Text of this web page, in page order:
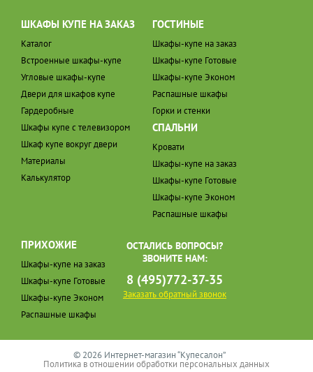
ШКАФЫ КУПЕ НА ЗАКАЗ
Каталог
Встроенные шкафы-купе
Угловые шкафы-купе
Двери для шкафов купе
Гардеробные
Шкафы купе с телевизором
Шкаф купе вокруг двери
Материалы
Калькулятор
ГОСТИНЫЕ
Шкафы-купе на заказ
Шкафы-купе Готовые
Шкафы-купе Эконом
Распашные шкафы
Горки и стенки
СПАЛЬНИ
Кровати
Шкафы-купе на заказ
Шкафы-купе Готовые
Шкафы-купе Эконом
Распашные шкафы
ПРИХОЖИЕ
Шкафы-купе на заказ
Шкафы-купе Готовые
Шкафы-купе Эконом
Распашные шкафы
ОСТАЛИСЬ ВОПРОСЫ?
ЗВОНИТЕ НАМ:
8 (495)772-37-35
Заказать обратный звонок
© 2026 Интернет-магазин “Купесалон”
Политика в отношении обработки персональных данных